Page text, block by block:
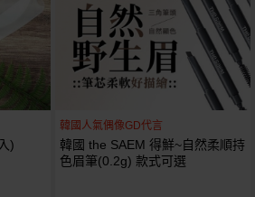
)
韓國人氣偶像GD代言
韓國 the SAEM 得鮮~自然柔順持
色眉筆(0.2g) 款式可選